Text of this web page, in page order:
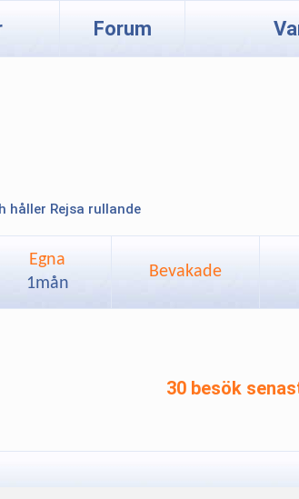
Forum
håller Rejsa rullande
Egna
1mån
Bevakade
30 besök